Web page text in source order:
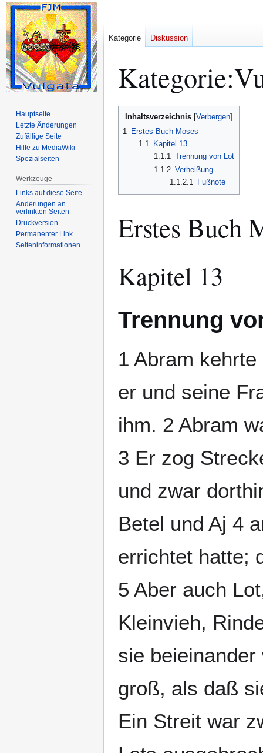
Kategorie:
Zur
Zur
Inhaltsverzeichnis
1 Erstes Buch Moses
1.1
Kapitel 13
1.1.1 Trennung von Lot
1.1.2 Verheißung
1.1.2.1
Fußnote
Erstes Buch
Kapitel 13
Trennung
1 Abram
er und seine
ihm. 2 Abram
3 Er zog
und zwar
Betel und Aj 4
errichtet hatte;
5 Aber auch
Kleinvieh,
sie
groß, als daß
Ein Streit war
Kategorie Diskussion
Hauptseite
Letzte Änderungen
Zufällige Seite
Hilfe zu MediaWiki
Spezialseiten
Werkzeuge
Links auf diese Seite
Änderungen an
verlinkten Seiten
Druckversion
Permanenter Link
Seiten­­informationen